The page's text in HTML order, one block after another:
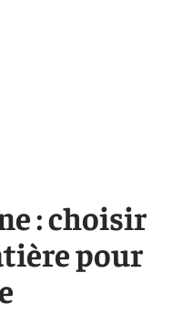
: choisir
pour